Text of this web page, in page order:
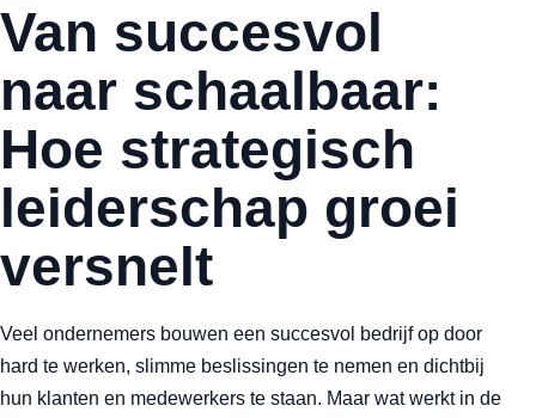
Van succesvol
naar schaalbaar:
Hoe strategisch
leiderschap groei
versnelt
Veel ondernemers bouwen een succesvol bedrijf op door
hard te werken, slimme beslissingen te nemen en dichtbij
hun klanten en medewerkers te staan. Maar wat werkt in de